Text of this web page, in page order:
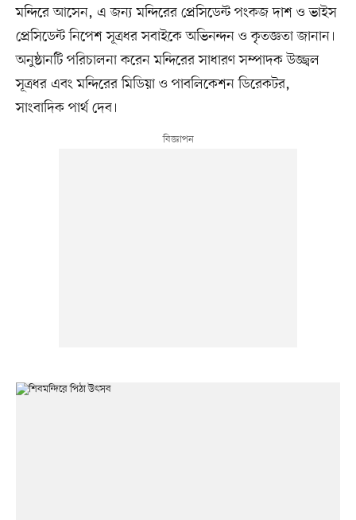
মন্দিরে আসেন, এ জন্য মন্দিরের প্রেসিডেন্ট পংকজ দাশ ও ভাইস
প্রেসিডেন্ট নিপেশ সূত্রধর সবাইকে অভিনন্দন ও কৃতজ্ঞতা জানান।
অনুষ্ঠানটি পরিচালনা করেন মন্দিরের সাধারণ সম্পাদক উজ্জ্বল
সূত্রধর এবং মন্দিরের মিডিয়া ও পাবলিকেশন ডিরেকটর,
সাংবাদিক পার্থ দেব।